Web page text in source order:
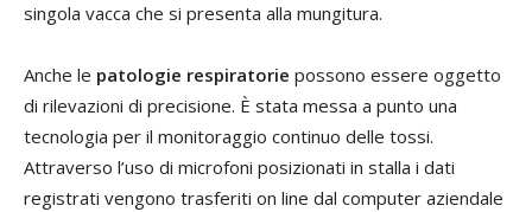
singola vacca che si presenta alla mungitura.
Anche le patologie respiratorie possono essere oggetto
di rilevazioni di precisione. È stata messa a punto una
tecnologia per il monitoraggio continuo delle tossi.
Attraverso l’uso di microfoni posizionati in stalla i dati
registrati vengono trasferiti on line dal computer aziendale